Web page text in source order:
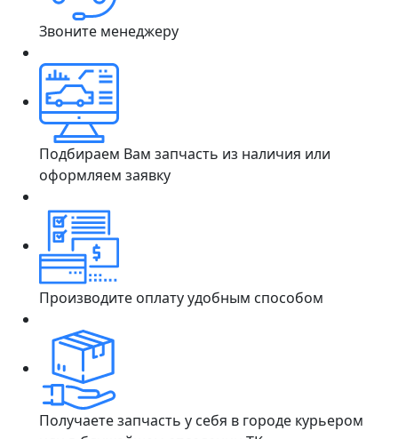
Звоните менеджеру
Подбираем Вам запчасть из наличия или
оформляем заявку
Производите оплату удобным способом
Получаете запчасть у себя в городе курьером